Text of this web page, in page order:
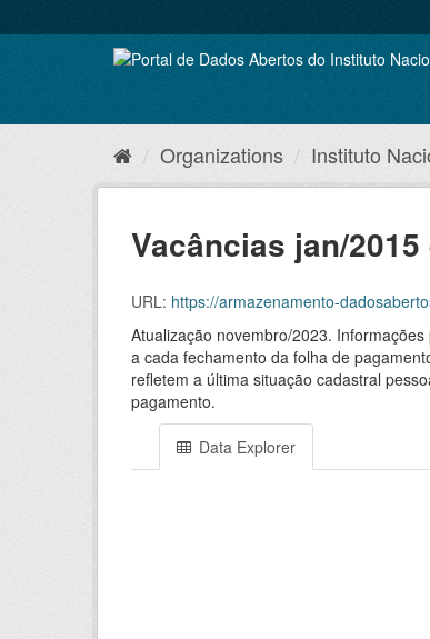
to
Organizations Instituto
Vacâncias jan/
URL: https://armazenamento-
Atualização novembro/2023.
a cada fechamento da folha de
refletem a última situação cadastral
pagamento.
Data Explorer